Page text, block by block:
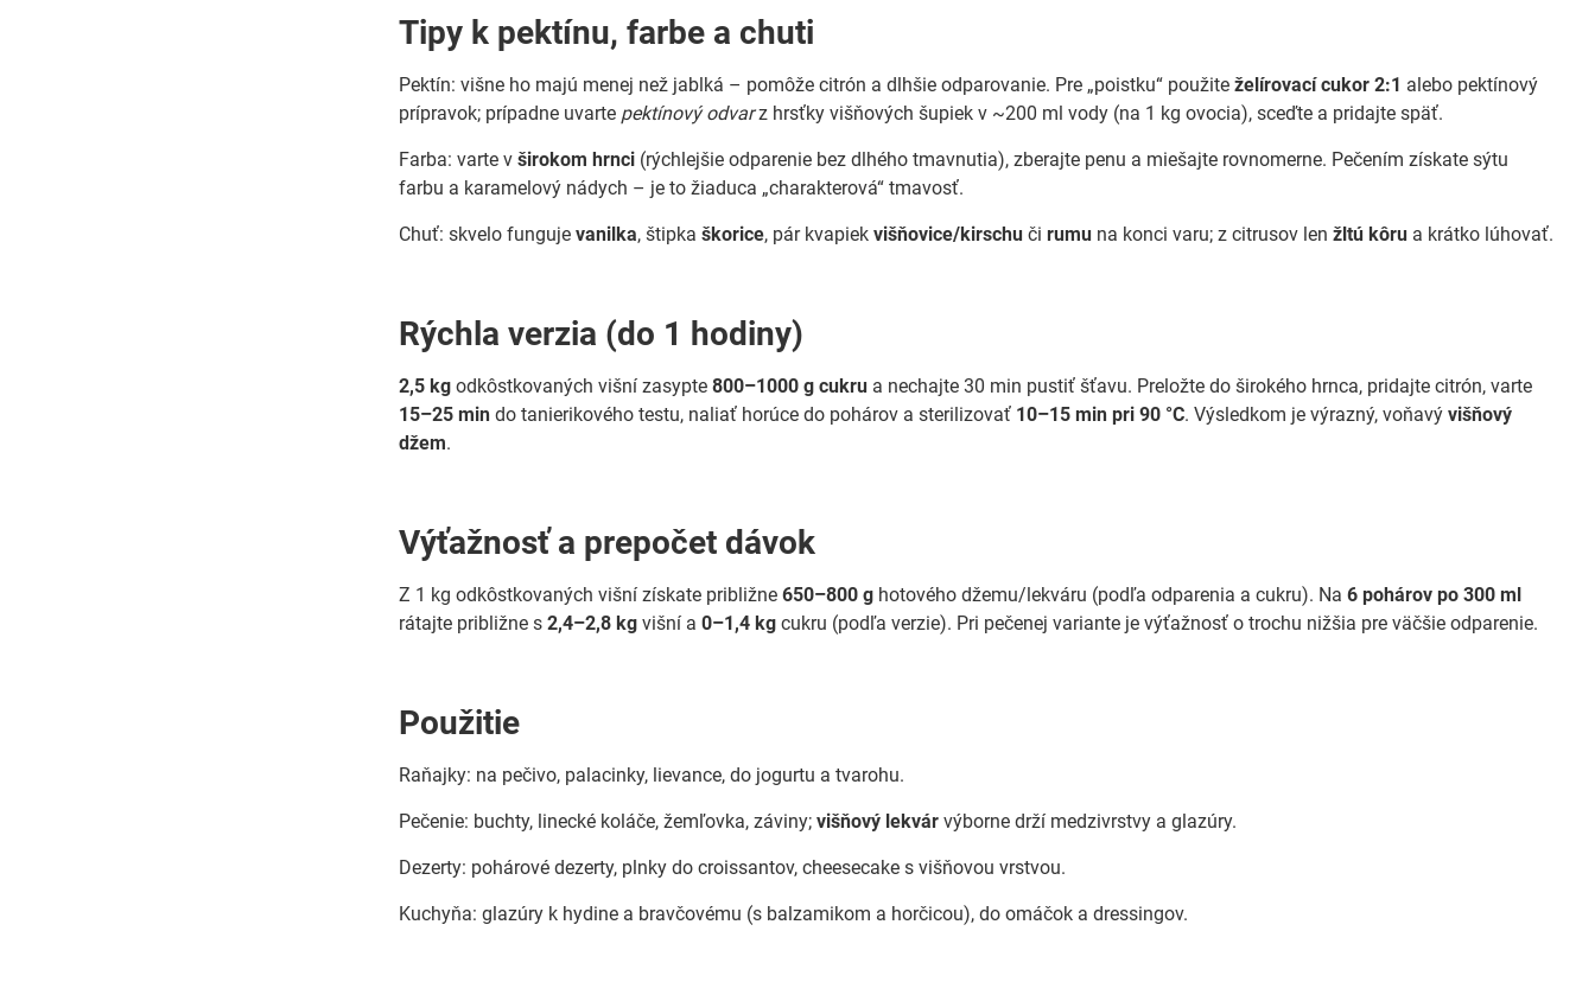
Tipy k pektínu, farbe a chuti
Pektín: višne ho majú menej než jablká – pomôže citrón a dlhšie odparovanie. Pre „poistku“ použiteželírovací cukor 2:1 alebo pektínový
prípravok; prípadne uvarte pektínový odvarz hrsťky višňových šupiek v ~200 ml vody (na 1 kg ovocia), sceďte a pridajte späť.
Farba: varte vširokom hrnci (rýchlejšie odparenie bez dlhého tmavnutia), zberajte penu a miešajte rovnomerne. Pečením získate sýtu
farbu a karamelový nádych – je to žiaduca „charakterová“ tmavosť.
Chuť: skvelo fungujevanilka, štipkaškorice, pár kvapiekvišňovice/kirschu čirumu na konci varu; z citrusov lenžltú kôru a krátko lúhovať.
Rýchla verzia (do 1 hodiny)
2,5 kg odkôstkovaných višní zasypte800–1000 g cukru a nechajte 30 min pustiť šťavu. Preložte do širokého hrnca, pridajte citrón, varte
15–25 min do tanierikového testu, naliať horúce do pohárov a sterilizovať 10–15 min pri 90 °C. Výsledkom je výrazný, voňavývišňový
džem.
Výťažnosť a prepočet dávok
Z 1 kg odkôstkovaných višní získate približne650–800 g hotového džemu/lekváru (podľa odparenia a cukru). Na6 pohárov po 300 ml
rátajte približne s2,4–2,8 kg višní a0–1,4 kg cukru (podľa verzie). Pri pečenej variante je výťažnosť o trochu nižšia pre väčšie odparenie.
Použitie
Raňajky: na pečivo, palacinky, lievance, do jogurtu a tvarohu.
Pečenie: buchty, linecké koláče, žemľovka, záviny;višňový lekvár výborne drží medzivrstvy a glazúry.
Dezerty: pohárové dezerty, plnky do croissantov, cheesecake s višňovou vrstvou.
Kuchyňa: glazúry k hydine a bravčovému (s balzamikom a horčicou), do omáčok a dressingov.